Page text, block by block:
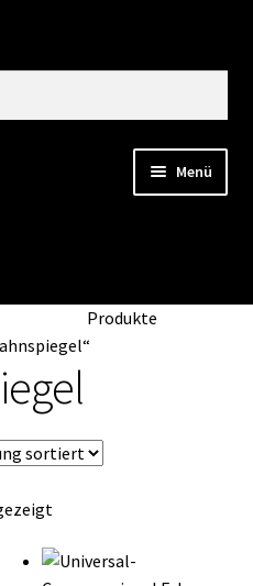
Menü
Produkte
Nach
sortiert